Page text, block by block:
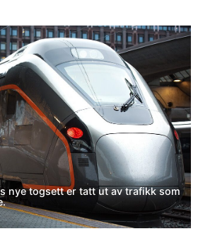
nye togsett er tatt ut av trafikk som